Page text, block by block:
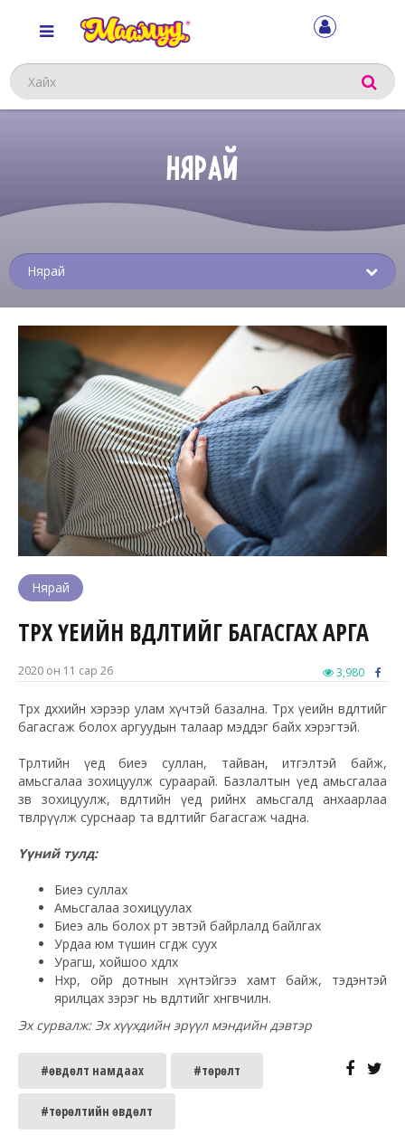
Хайх
НЯРАЙ
Нярай
ТӨРӨХ ҮЕИЙН ӨВДӨЛТИЙГ БАГАСГАХ АРГА
2020 он 11 сар 26 3,980
Төрөх дөхөхийн хэрээр улам хүчтэй базална. Төрөх үеийн өвдөлтийг
багасгаж болох аргуудын талаар мэддэг байх хэрэгтэй.
Төрөлтийн үед биеэ суллан, тайван, итгэлтэй байж,
амьсгалаа зохицуулж сураарай. Базлалтын үед амьсгалаа
зөв зохицуулж, өвдөлтийн үед өөрийнхөө амьсгалд анхаарлаа
төвлөрүүлж сурснаар та өвдөлтийг багасгаж чадна.
Үүний тулд:
Биеэ суллах
Амьсгалаа зохицуулах
Биеэ аль болох өөртөө эвтэй байрлалд байлгах
Урдаа юм түшин сөгдөж суух
Урагш, хойшоо хөдлөх
Нөхөр, ойр дотнын хүнтэйгээ хамт байж, тэдэнтэй
ярилцах зэрэг нь өвдөлтийг хөнгөвчилнө.
Эх сурвалж: Эх хүүхдийн эрүүл мэндийн дэвтэр
#өвдөлт намдаах #төрөлт
#төрөлтийн өвдөлт